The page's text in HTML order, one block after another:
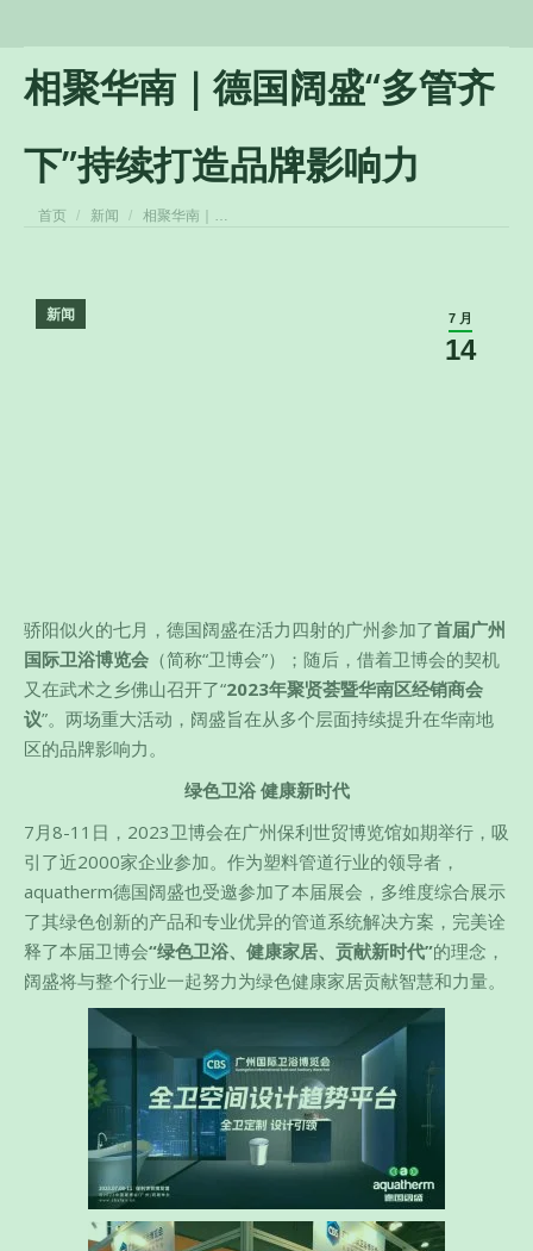
相聚华南｜德国阔盛“多管齐
下”持续打造品牌影响力
您在这里：
首页 新闻 相聚华南｜…
7 月
14
新闻
​​骄阳似火的七月，德国阔盛在活力四射的广州参加了首届广州
国际卫浴博览会 （简称“卫博会”）；随后，借着卫博会的契机
又在武术之乡佛山召开了“2023年聚贤荟暨华南区经销商会
议”。两场重大活动，阔盛旨在从多个层面持续提升在华南地
区的品牌影响力。
绿色卫浴 健康新时代
7月8-11日，2023卫博会在广州保利世贸博览馆如期举行，吸
引了近2000家企业参加。作为塑料管道行业的领导者，
aquatherm德国阔盛也受邀参加了本届展会，多维度综合展示
了其绿色创新的产品和专业优异的管道系统解决方案，完美诠
释了本届卫博会“绿色卫浴、健康家居、贡献新时代”的理念，
阔盛将与整个行业一起努力为绿色健康家居贡献智慧和力量。